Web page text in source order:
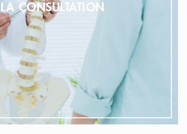
LA CONSULTATION